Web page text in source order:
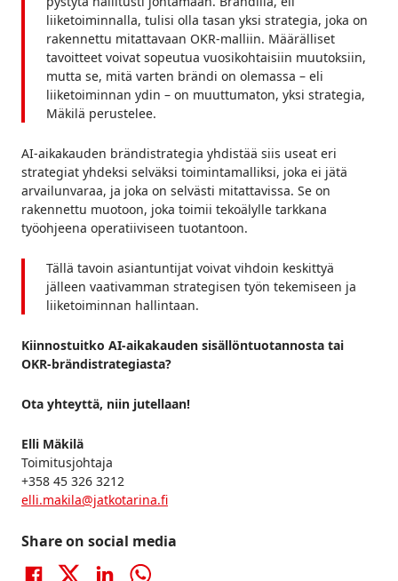
liiketoiminnalla, tulisi olla tasan yksi strategia, joka on
rakennettu mitattavaan OKR-malliin. Määrälliset
tavoitteet voivat sopeutua vuosikohtaisiin muutoksiin,
mutta se, mitä varten brändi on olemassa – eli
liiketoiminnan ydin – on muuttumaton, yksi strategia,
Mäkilä perustelee.
AI-aikakauden brändistrategia yhdistää siis useat eri
strategiat yhdeksi selväksi toimintamalliksi, joka ei jätä
arvailunvaraa, ja joka on selvästi mitattavissa. Se on
rakennettu muotoon, joka toimii tekoälylle tarkkana
työohjeena operatiiviseen tuotantoon.
Tällä tavoin asiantuntijat voivat vihdoin keskittyä
jälleen vaativamman strategisen työn tekemiseen ja
liiketoiminnan hallintaan.
Kiinnostuitko AI-aikakauden sisällöntuotannosta tai
OKR-brändistrategiasta?
Ota yhteyttä, niin jutellaan!
Elli Mäkilä
Toimitusjohtaja
+358 45 326 3212
elli.makila@jatkotarina.fi
Share on social media
Share on Facebook
Share on LinkedIn